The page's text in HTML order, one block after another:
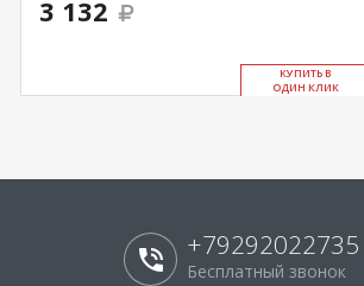
3 132
КУ­ПИТЬ В
ОДИН КЛИК
+79292022735
Бесплатный звонок